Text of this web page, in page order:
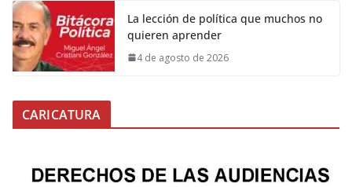
La lección de política que muchos no
quieren aprender
4 de agosto de 2026
CARICATURA